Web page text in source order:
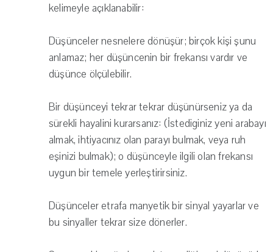
kelimeyle açıklanabilir:
Düşünceler nesnelere dönüşür; birçok kişi şunu
anlamaz; her düşüncenin bir frekansı vardır ve
düşünce ölçülebilir.
Bir düşünceyi tekrar tekrar düşünürseniz ya da
sürekli hayalini kurarsanız: (İstediginiz yeni arabayı
almak, ihtiyacınız olan parayı bulmak, veya ruh
eşinizi bulmak); o düşünceyle ilgili olan frekansı
uygun bir temele yerleştirirsiniz.
Düşünceler etrafa manyetik bir sinyal yayarlar ve
bu sinyaller tekrar size dönerler.